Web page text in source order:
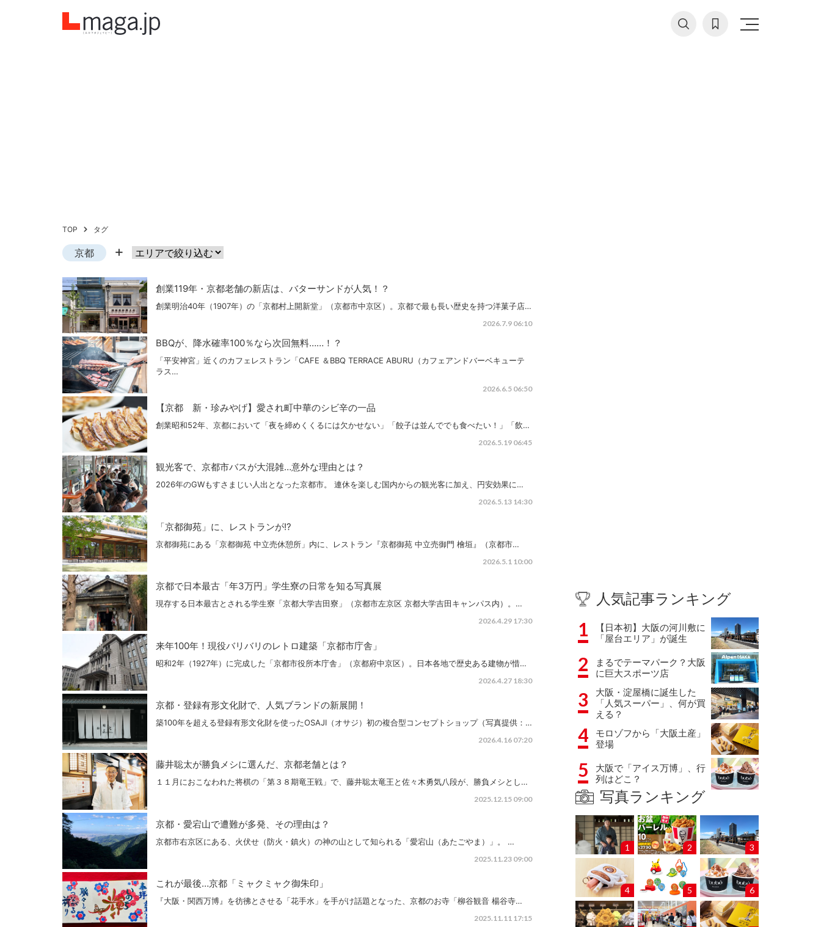
TOP タグ
京都
創業119年・京都老舗の新店は、バターサンドが人気！？
創業明治40年（1907年）の「京都村上開新堂」（京都市中京区）。京都で最も長い歴史を持つ洋菓子店…
2026.7.9 06:10
BBQが、降水確率100％なら次回無料……！？
「平安神宮」近くのカフェレストラン「CAFE ＆BBQ TERRACE ABURU（カフェアンドバーベキューテ
ラス…
2026.6.5 06:50
【京都 新・珍みやげ】愛され町中華のシビ辛の一品
創業昭和52年、京都において「夜を締めくくるには欠かせない」「餃子は並んででも食べたい！」「飲…
2026.5.19 06:45
観光客で、京都市バスが大混雑…意外な理由とは？
2026年のGWもすさまじい人出となった京都市。 連休を楽しむ国内からの観光客に加え、円安効果に…
2026.5.13 14:30
「京都御苑」に、レストランが!?
京都御苑にある「京都御苑 中立売休憩所」内に、レストラン『京都御苑 中立売御門 檜垣』（京都市…
2026.5.1 10:00
京都で日本最古「年3万円」学生寮の日常を知る写真展
現存する日本最古とされる学生寮「京都大学吉田寮」（京都市左京区 京都大学吉田キャンパス内）。…
2026.4.29 17:30
来年100年！現役バリバリのレトロ建築「京都市庁舎」
昭和2年（1927年）に完成した「京都市役所本庁舎」（京都府中京区）。日本各地で歴史ある建物が惜…
2026.4.27 18:30
京都・登録有形文化財で、人気ブランドの新展開！
築100年を超える登録有形文化財を使ったOSAJI（オサジ）初の複合型コンセプトショップ（写真提供：…
2026.4.16 07:20
藤井聡太が勝負メシに選んだ、京都老舗とは？
１１月におこなわれた将棋の「第３８期竜王戦」で、藤井聡太竜王と佐々木勇気八段が、勝負メシとし…
2025.12.15 09:00
京都・愛宕山で遭難が多発、その理由は？
京都市右京区にある、火伏せ（防火・鎮火）の神の山として知られる「愛宕山（あたごやま）」。 …
2025.11.23 09:00
これが最後…京都「ミャクミャク御朱印」
『大阪・関西万博』を彷彿とさせる「花手水」を手がけ話題となった、京都のお寺「柳谷観音 楊谷寺…
2025.11.11 17:15
人気記事ランキング
1
【日本初】大阪の河川敷に
「屋台エリア」が誕生
2
まるでテーマパーク？大阪
に巨大スポーツ店
3
大阪・淀屋橋に誕生した
「人気スーパー」、何が買
える？
4
モロゾフから「大阪土産」
登場
5
大阪で「アイス万博」、行
列はどこ？
写真ランキング
1 2 3
4 5 6